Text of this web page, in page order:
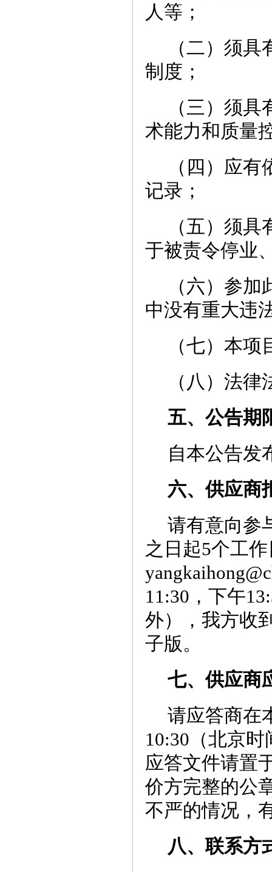
人等；
（二）须
制度；
（三）须
术能力和质量
（四）应
记录；
（五）须
于被责令停业
（六）参
中没有重大违
（七）本
（八）法
五、公告期
自本公告发
六、供应商
请有意向参
之日起5个工
11:30 ，下午
外），我方收
子版。
七、供应商
请应答商在
10:30 （北京
应答文件请置
价方完整的公
不严的情况，
八、联系方